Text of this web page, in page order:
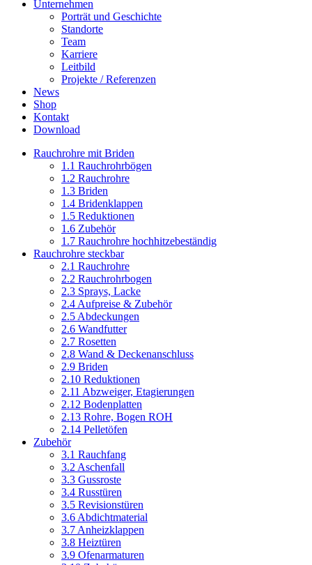
Unternehmen
Porträt und Geschichte
Standorte
Team
Karriere
Leitbild
Projekte / Referenzen
News
Shop
Kontakt
Download
Rauchrohre mit Briden
1.1 Rauchrohrbögen
1.2 Rauchrohre
1.3 Briden
1.4 Bridenklappen
1.5 Reduktionen
1.6 Zubehör
1.7 Rauchrohre hochhitzebeständig
Rauchrohre steckbar
2.1 Rauchrohre
2.2 Rauchrohrbogen
2.3 Sprays, Lacke
2.4 Aufpreise & Zubehör
2.5 Abdeckungen
2.6 Wandfutter
2.7 Rosetten
2.8 Wand & Deckenanschluss
2.9 Briden
2.10 Reduktionen
2.11 Abzweiger, Etagierungen
2.12 Bodenplatten
2.13 Rohre, Bogen ROH
2.14 Pelletöfen
Zubehör
3.1 Rauchfang
3.2 Aschenfall
3.3 Gussroste
3.4 Russtüren
3.5 Revisionstüren
3.6 Abdichtmaterial
3.7 Anheizklappen
3.8 Heiztüren
3.9 Ofenarmaturen